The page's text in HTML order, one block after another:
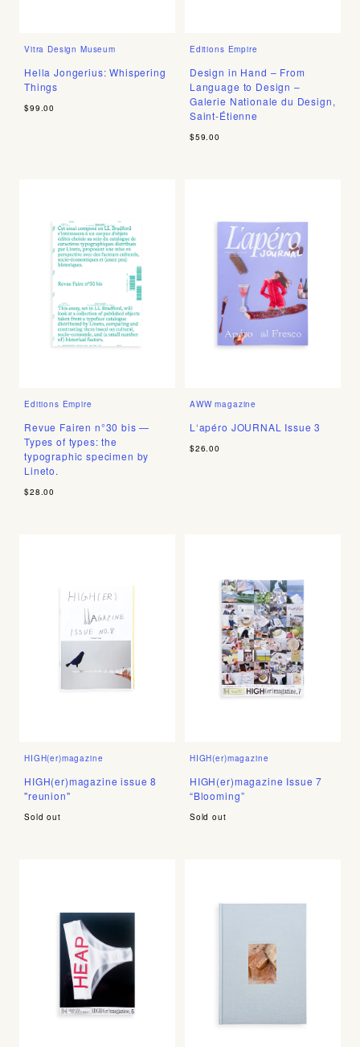
Vitra Design Museum
Hella Jongerius: Whispering
Things
$99.00
Editions Empire
Design in Hand – From
Language to Design –
Galerie Nationale du Design,
Saint-Étienne
$59.00
Editions Empire
Revue Fairen n°30 bis —
Types of types: the
typographic specimen by
Lineto.
$28.00
AWW magazine
L‘apéro JOURNAL Issue 3
$26.00
HIGH(er)magazine
HIGH(er)magazine issue 8
"reunion"
Sold out
HIGH(er)magazine
HIGH(er)magazine Issue 7
“Blooming”
Sold out